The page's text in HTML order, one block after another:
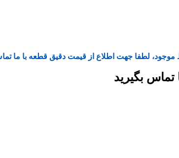
موجود، لطفا جهت اطلاع از قیمت دقیق قطعه با ما
بگیرید